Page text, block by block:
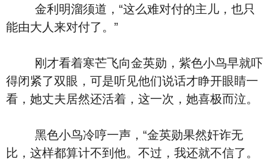
金利明溜须道，“这么难对付的主儿，也只
能由大人来对付了。”
刚才看着寒芒飞向金英勋，紫色小鸟早就吓
得闭紧了双眼，可是听见他们说话才睁开眼睛一
看，她丈夫居然还活着，这一次，她喜极而泣。
黑色小鸟冷哼一声，“金英勋果然奸诈无
比，这样都算计不到他。不过，我还就不信了。